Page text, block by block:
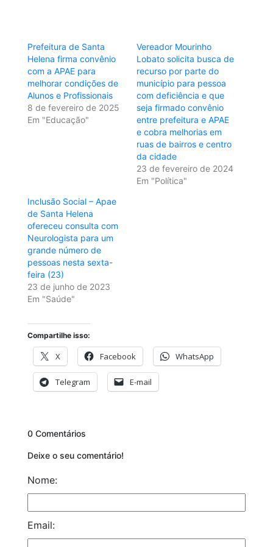
Prefeitura de Santa
Helena firma convênio
com a APAE para
melhorar condições de
Alunos e Profissionais
8 de fevereiro de 2025
Em "Educação"
Vereador Mourinho
Lobato solicita busca de
recurso por parte do
município para pessoa
com deficiência e que
seja firmado convênio
entre prefeitura e APAE
e cobra melhorias em
ruas de bairros e centro
da cidade
23 de fevereiro de 2024
Em "Política"
Inclusão Social – Apae
de Santa Helena
ofereceu consulta com
Neurologista para um
grande número de
pessoas nesta sexta-
feira (23)
23 de junho de 2023
Em "Saúde"
Compartilhe isso:
X Facebook WhatsApp
Telegram E-mail
0 Comentários
Deixe o seu comentário!
Nome:
Email: